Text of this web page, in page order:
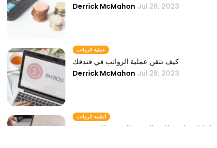
Derrick McMahon Jul 28, 2023
عملية الرواتب
كيف تتقن عملية الرواتب في فندقك
Derrick McMahon Jul 28, 2023
أنظمة الرواتب
لماذا تحتاج مطاعم الخدمة السريعة إلى تحديث